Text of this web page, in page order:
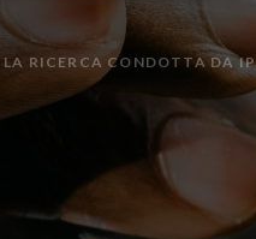
RICERCA CONDOTTA DA